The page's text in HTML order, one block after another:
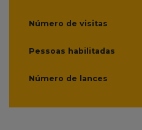
Número de visitas
Pessoas habilitadas
Número de lances